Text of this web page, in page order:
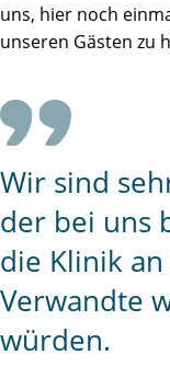
uns, hier noch
unseren Gästen zu
Wir sind
der bei uns
die Klinik
Verwandte
würden.